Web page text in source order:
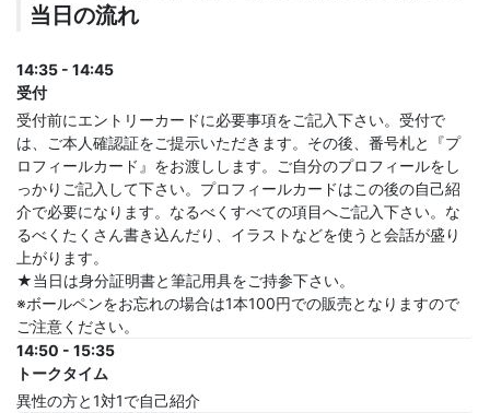
当日の流れ
14:35 - 14:45
受付
受付前にエントリーカードに必要事項をご記入下さい。受付で
は、ご本人確認証をご提示いただきます。その後、番号札と『プ
ロフィールカード』をお渡しします。ご自分のプロフィールをし
っかりご記入して下さい。プロフィールカードはこの後の自己紹
介で必要になります。なるべくすべての項目へご記入下さい。な
るべくたくさん書き込んだり、イラストなどを使うと会話が盛り
上がります。
★当日は身分証明書と筆記用具をご持参下さい。
※ボールペンをお忘れの場合は1本100円での販売となりますので
ご注意ください。
14:50 - 15:35
トークタイム
異性の方と1対1で自己紹介